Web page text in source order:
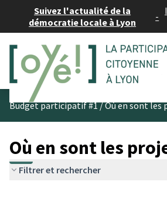
Suivez l'actualité de la
démocratie locale à Lyon
-
Budget participatif #1/Où en sont les
Où en sont les
Filtrer et rechercher